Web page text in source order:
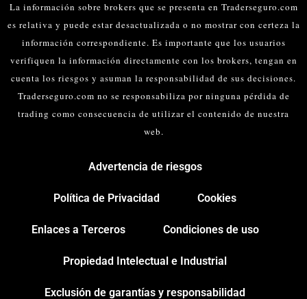
La información sobre brokers que se presenta en Traderseguro.com
es relativa y puede estar desactualizada o no mostrar con certeza la
información correspondiente. Es importante que los usuarios
verifiquen la información directamente con los brokers, tengan en
cuenta los riesgos y asuman la responsabilidad de sus decisiones.
Traderseguro.com no se responsabiliza por ninguna pérdida de
trading como consecuencia de utilizar el contenido de nuestra
web.
Advertencia de riesgos
Política de Privacidad Cookies
Enlaces a Terceros Condiciones de uso
Propiedad Intelectual e Industrial
Exclusión de garantías y responsabilidad